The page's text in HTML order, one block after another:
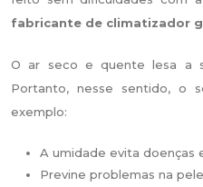
fabricante de climatizador
O ar seco e quente lesa a
Portanto, nesse sentido, o
exemplo:
A umidade evita doenças
Previne problemas na